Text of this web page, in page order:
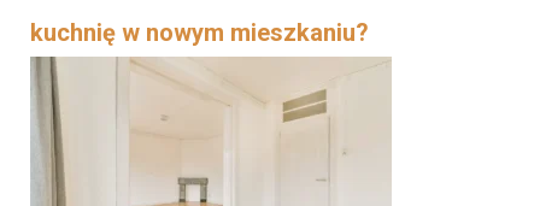
kuchnię w nowym mieszkaniu?